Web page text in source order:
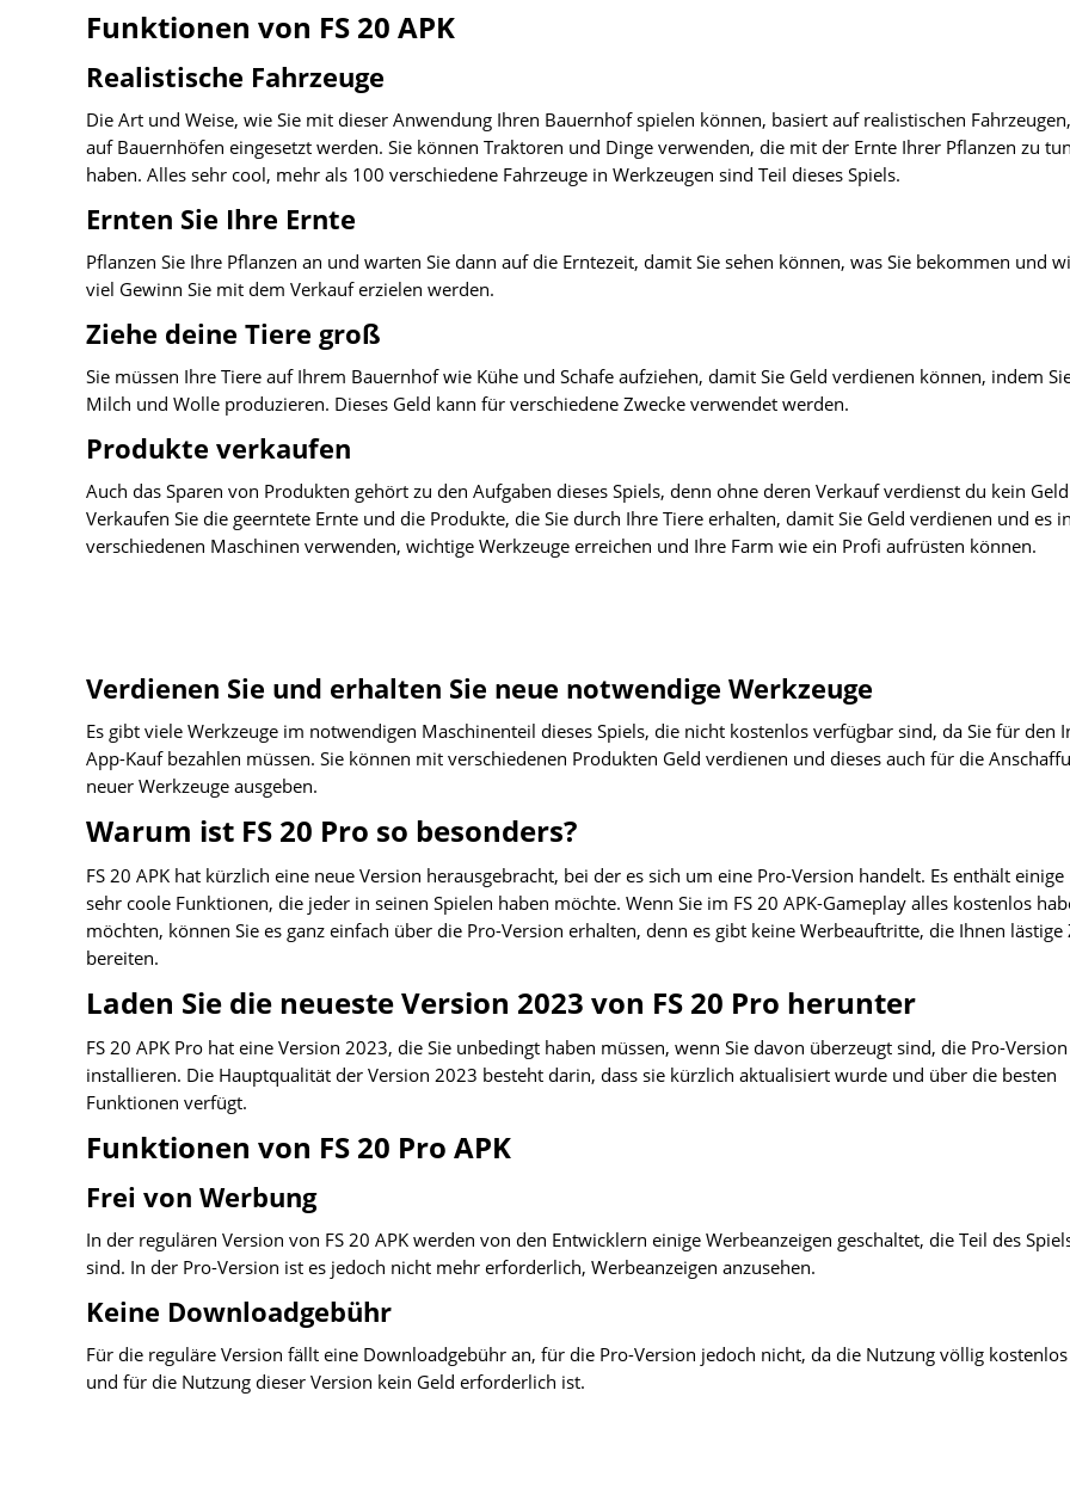
Funktionen von FS 20 APK
Realistische Fahrzeuge
Die Art und Weise, wie Sie mit dieser Anwendung Ihren Bauernhof spielen können, basiert auf realistischen
auf Bauernhöfen eingesetzt werden. Sie können Traktoren und Dinge verwenden, die mit der Ernte Ihrer Pflanzen zu
haben. Alles sehr cool, mehr als 100 verschiedene Fahrzeuge in Werkzeugen sind Teil dieses Spiels.
Ernten Sie Ihre Ernte
Pflanzen Sie Ihre Pflanzen an und warten Sie dann auf die Erntezeit, damit Sie sehen können, was Sie bekommen und
viel Gewinn Sie mit dem Verkauf erzielen werden.
Ziehe deine Tiere groß
Sie müssen Ihre Tiere auf Ihrem Bauernhof wie Kühe und Schafe aufziehen, damit Sie Geld verdienen können, indem
Milch und Wolle produzieren. Dieses Geld kann für verschiedene Zwecke verwendet werden.
Produkte verkaufen
Auch das Sparen von Produkten gehört zu den Aufgaben dieses Spiels, denn ohne deren Verkauf verdienst du kein
Verkaufen Sie die geerntete Ernte und die Produkte, die Sie durch Ihre Tiere erhalten, damit Sie Geld verdienen und es
verschiedenen Maschinen verwenden, wichtige Werkzeuge erreichen und Ihre Farm wie ein Profi aufrüsten können.
Verdienen Sie und erhalten Sie neue notwendige Werkzeuge
Es gibt viele Werkzeuge im notwendigen Maschinenteil dieses Spiels, die nicht kostenlos verfügbar sind, da Sie für den
App-Kauf bezahlen müssen. Sie können mit verschiedenen Produkten Geld verdienen und dieses auch für die
neuer Werkzeuge ausgeben.
Warum ist FS 20 Pro so besonders?
FS 20 APK hat kürzlich eine neue Version herausgebracht, bei der es sich um eine Pro-Version handelt. Es enthält einige
sehr coole Funktionen, die jeder in seinen Spielen haben möchte. Wenn Sie im FS 20 APK-Gameplay alles kostenlos
möchten, können Sie es ganz einfach über die Pro-Version erhalten, denn es gibt keine Werbeauftritte, die Ihnen lästige
bereiten.
Laden Sie die neueste Version 2023 von FS 20 Pro herunter
FS 20 APK Pro hat eine Version 2023, die Sie unbedingt haben müssen, wenn Sie davon überzeugt sind, die Pro-
installieren. Die Hauptqualität der Version 2023 besteht darin, dass sie kürzlich aktualisiert wurde und über die besten
Funktionen verfügt.
Funktionen von FS 20 Pro APK
Frei von Werbung
In der regulären Version von FS 20 APK werden von den Entwicklern einige Werbeanzeigen geschaltet, die Teil des
sind. In der Pro-Version ist es jedoch nicht mehr erforderlich, Werbeanzeigen anzusehen.
Keine Downloadgebühr
Für die reguläre Version fällt eine Downloadgebühr an, für die Pro-Version jedoch nicht, da die Nutzung völlig
und für die Nutzung dieser Version kein Geld erforderlich ist.